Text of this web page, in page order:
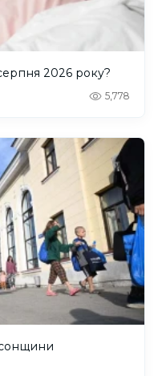
2026 року?
5,778